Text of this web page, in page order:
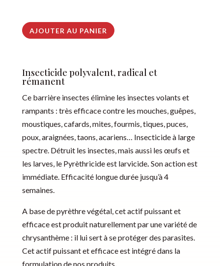
AJOUTER AU PANIER
t
e
r
n
a
t
i
v
e
:
Insecticide polyvalent, radical et
rémanent
Ce barrière insectes élimine les insectes volants et
rampants : très efficace contre les mouches, guêpes,
moustiques, cafards, mites, fourmis, tiques, puces,
poux, araignées, taons, acariens… Insecticide à large
spectre. Détruit les insectes, mais aussi les œufs et
les larves, le Pyrèthricide est larvicide. Son action est
immédiate. Efficacité longue durée jusqu’à 4
semaines.
A base de pyrèthre végétal, cet actif puissant et
efficace est produit naturellement par une variété de
chrysanthème : il lui sert à se protéger des parasites.
Cet actif puissant et efficace est intégré dans la
formulation de nos produits.